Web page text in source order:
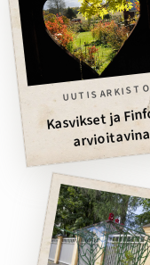
Kasvikset ja
arvioitavina